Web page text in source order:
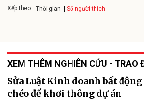
Xếp theo: Thời gian Số người thích
XEM THÊM NGHIÊN CỨU - TRAO
Sửa Luật Kinh doanh bất
chéo để khơi thông dự án